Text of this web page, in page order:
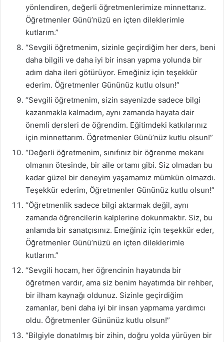
yönlendiren, değerli öğretmenlerimize minnettarız.
Öğretmenler Günü’nüzü en içten dileklerimle
kutlarım.”
“Sevgili öğretmenim, sizinle geçirdiğim her ders, beni
daha bilgili ve daha iyi bir insan yapma yolunda bir
adım daha ileri götürüyor. Emeğiniz için teşekkür
ederim. Öğretmenler Gününüz kutlu olsun!”
“Sevgili öğretmenim, sizin sayenizde sadece bilgi
kazanmakla kalmadım, aynı zamanda hayata dair
önemli dersleri de öğrendim. Eğitimdeki katkılarınız
için minnettarım. Öğretmenler Günü’nüz kutlu olsun!”
“Değerli öğretmenim, sınıfınız bir öğrenme mekanı
olmanın ötesinde, bir aile ortamı gibi. Siz olmadan bu
kadar güzel bir deneyim yaşamamız mümkün olmazdı.
Teşekkür ederim, Öğretmenler Gününüz kutlu olsun!”
“Öğretmenlik sadece bilgi aktarmak değil, aynı
zamanda öğrencilerin kalplerine dokunmaktır. Siz, bu
anlamda bir sanatçısınız. Emeğiniz için teşekkür eder,
Öğretmenler Günü’nüzü en içten dileklerimle
kutlarım.”
“Sevgili hocam, her öğrencinin hayatında bir
öğretmen vardır, ama siz benim hayatımda bir rehber,
bir ilham kaynağı oldunuz. Sizinle geçirdiğim
zamanlar, beni daha iyi bir insan yapmama yardımcı
oldu. Öğretmenler Gününüz kutlu olsun!”
“Bilgiyle donatılmış bir zihin, doğru yolda yürüyen bir